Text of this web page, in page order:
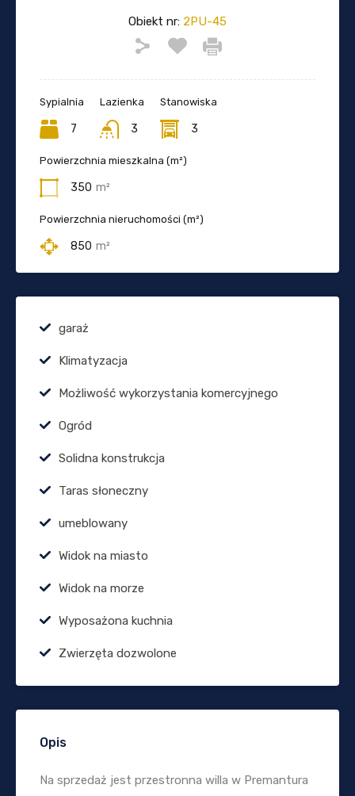
Obiekt nr: 2PU-45
Sypialnia
7
Lazienka
3
Stanowiska
3
Powierzchnia mieszkalna (m²)
350 m²
Powierzchnia nieruchomości (m²)
850 m²
garaż
Klimatyzacja
Możliwość wykorzystania komercyjnego
Ogród
Solidna konstrukcja
Taras słoneczny
umeblowany
Widok na miasto
Widok na morze
Wyposażona kuchnia
Zwierzęta dozwolone
Opis
Na sprzedaż jest przestronna willa w Premantura